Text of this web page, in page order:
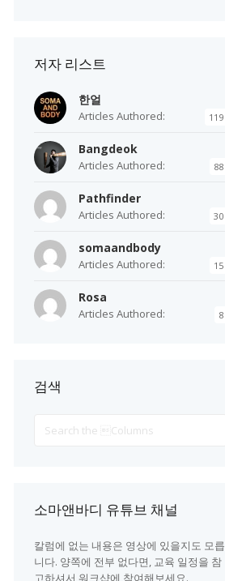
저자 리스트
한얼
Articles Authored: 119
Bangdeok
Articles Authored: 88
Pathfinder
Articles Authored: 30
somaandbody
Articles Authored: 15
Rosa
Articles Authored: 8
검색
For
소마앤바디 유튜브 채널
칼럼에 없는 내용은 영상에 있을지도 모릅
니다. 양쪽에 전부 없다면, 교육 일정을 참
고하셔서 워크샵에 참여해보세요.